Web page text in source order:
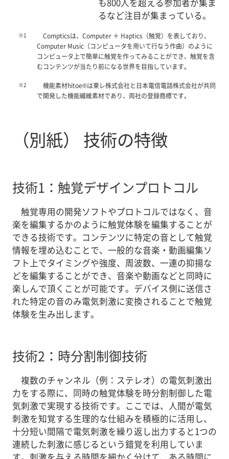
も800人を超える参加者が集ま
るなど注目が集まっている。
※1
Compticsは、Computer ＋ Haptics（触覚）を表しており、
Computer Music（コンピュータを用いて行なう作曲）のように
コンピュータ上で簡単に触覚を作ってみることができ、触覚を含
むコンテンツが当たり前になる世界を目指しています。
※2
機能素材hitoe®は東レ株式会社と日本電信電話株式会社が共同
で開発した機能繊維素材であり、両社の登録商標です。
（別紙） 技術の特徴
技術1：触覚デザインプロトコル
触覚専用の開発ソフトやプロトコルではなく、音
楽を編集するかのように触覚体験を編集することが
できる技術です。コンテンツに特定の音として触覚
情報を埋め込むことで、一般的な音楽・動画編集ソ
フト上でタイミングや強度、周波数、一連の抑揚な
どを編集することができ、音楽や動画などと同時に
楽しんで頂くことが可能です。デバイス側に送信さ
れた特定の音のみ電気刺激に変換されることで触覚
体験を生み出します。
技術2：時分割制御技術
複数のチャンネル（例：ステレオ）の電気刺激出
力をする際に、同時の触覚体験を時分割制御した電
気刺激で実現する技術です。ここでは、人間が電気
刺激を知覚する生理的な仕組みを積極的に活用し、
十分短い間隔で電気刺激を繰り返し出力すると1つの
連続した刺激に感じるという錯覚を利用していま